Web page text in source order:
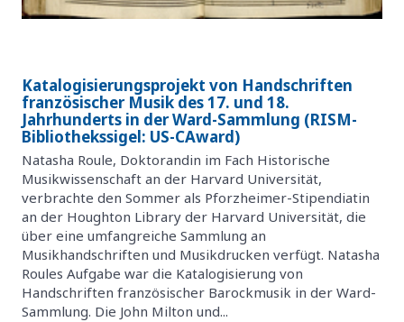
Katalogisierungsprojekt von Handschriften
französischer Musik des 17. und 18.
Jahrhunderts in der Ward-Sammlung (RISM-
Bibliothekssigel: US-CAward)
Natasha Roule, Doktorandin im Fach Historische
Musikwissenschaft an der Harvard Universität,
verbrachte den Sommer als Pforzheimer-Stipendiatin
an der Houghton Library der Harvard Universität, die
über eine umfangreiche Sammlung an
Musikhandschriften und Musikdrucken verfügt. Natasha
Roules Aufgabe war die Katalogisierung von
Handschriften französischer Barockmusik in der Ward-
Sammlung. Die John Milton und...